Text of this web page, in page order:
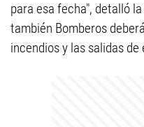
para esa fecha", detalló
también Bomberos
incendios y las salidas de